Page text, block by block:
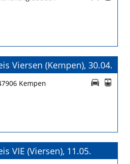
Viersen (Kempen), 30.04.
Kempen
VIE (Viersen), 11.05.